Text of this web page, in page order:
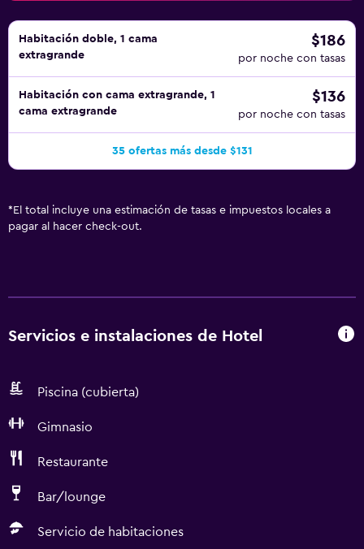
Habitación doble, 1 cama
extragrande
$186
por noche con tasas
Habitación con cama extragrande, 1
cama extragrande
$136
por noche con tasas
35 ofertas más desde $131
* El total incluye una estimación de tasas e impuestos locales a
pagar al hacer check-out.
Servicios e instalaciones de Hotel
Piscina (cubierta)
Gimnasio
Restaurante
Bar/lounge
Servicio de habitaciones